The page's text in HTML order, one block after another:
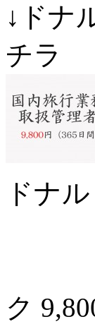
↓ドナ
チラ
ドナ
ク